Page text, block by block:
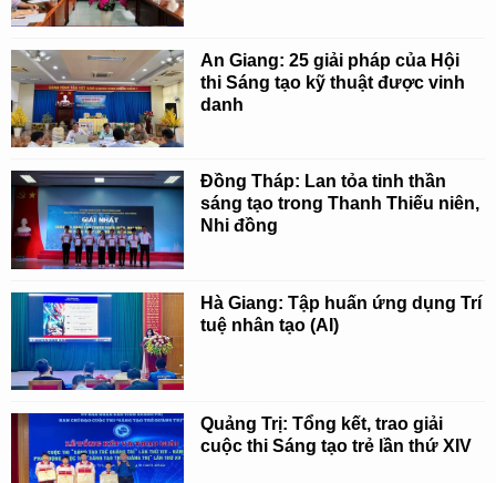
An Giang: 25 giải pháp của Hội
thi Sáng tạo kỹ thuật được vinh
danh
Đồng Tháp: Lan tỏa tinh thần
sáng tạo trong Thanh Thiếu niên,
Nhi đồng
Hà Giang: Tập huấn ứng dụng Trí
tuệ nhân tạo (AI)
Quảng Trị: Tổng kết, trao giải
cuộc thi Sáng tạo trẻ lần thứ XIV